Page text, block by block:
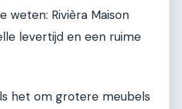
weten: Rivièra Maison
levertijd en een ruime
het om grotere meubels